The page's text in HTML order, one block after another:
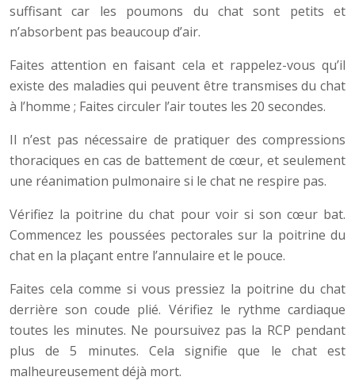
suffisant car les poumons du chat sont petits et
n’absorbent pas beaucoup d’air.
Faites attention en faisant cela et rappelez-vous qu’il
existe des maladies qui peuvent être transmises du chat
à l’homme ; Faites circuler l’air toutes les 20 secondes.
Il n’est pas nécessaire de pratiquer des compressions
thoraciques en cas de battement de cœur, et seulement
une réanimation pulmonaire si le chat ne respire pas.
Vérifiez la poitrine du chat pour voir si son cœur bat.
Commencez les poussées pectorales sur la poitrine du
chat en la plaçant entre l’annulaire et le pouce.
Faites cela comme si vous pressiez la poitrine du chat
derrière son coude plié. Vérifiez le rythme cardiaque
toutes les minutes. Ne poursuivez pas la RCP pendant
plus de 5 minutes. Cela signifie que le chat est
malheureusement déjà mort.